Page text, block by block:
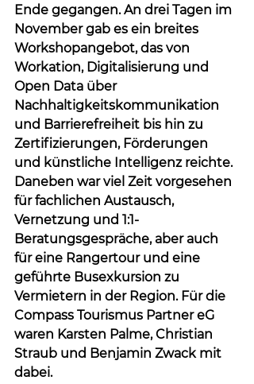
Ende gegangen. An drei Tagen im
November gab es ein breites
Workshopangebot, das von
Workation, Digitalisierung und
Open Data über
Nachhaltigkeitskommunikation
und Barrierefreiheit bis hin zu
Zertifizierungen, Förderungen
und künstliche Intelligenz reichte.
Daneben war viel Zeit vorgesehen
für fachlichen Austausch,
Vernetzung und 1:1-
Beratungsgespräche, aber auch
für eine Rangertour und eine
geführte Busexkursion zu
Vermietern in der Region. Für die
Compass Tourismus Partner eG
waren Karsten Palme, Christian
Straub und Benjamin Zwack mit
dabei.